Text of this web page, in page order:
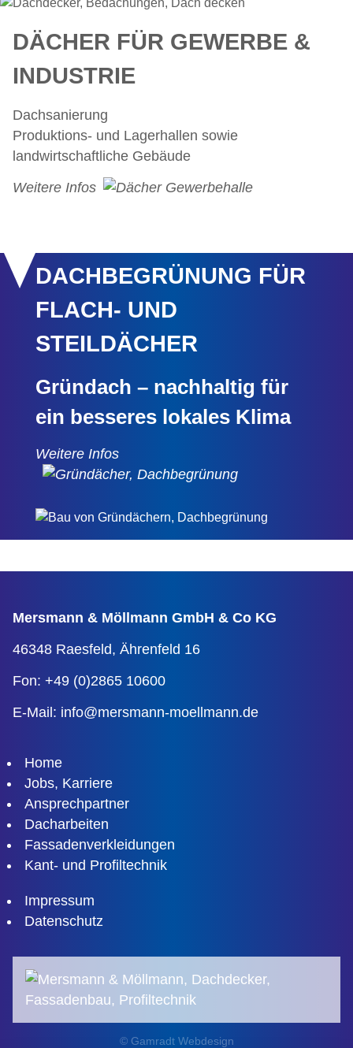
DÄCHER FÜR GEWERBE &
INDUSTRIE
Dachsanierung
Produktions- und Lagerhallen sowie
landwirtschaftliche Gebäude
Weitere Infos
DACHBEGRÜNUNG FÜR
FLACH- UND
STEILDÄCHER
Gründach – nachhaltig für
ein besseres lokales Klima
Weitere Infos
Mersmann & Möllmann GmbH & Co KG
46348 Raesfeld, Ährenfeld 16
Fon: +49 (0)2865 10600
E-Mail: info@mersmann-moellmann.de
Home
Jobs, Karriere
Ansprechpartner
Dacharbeiten
Fassadenverkleidungen
Kant- und Profiltechnik
Impressum
Datenschutz
© Gamradt Webdesign